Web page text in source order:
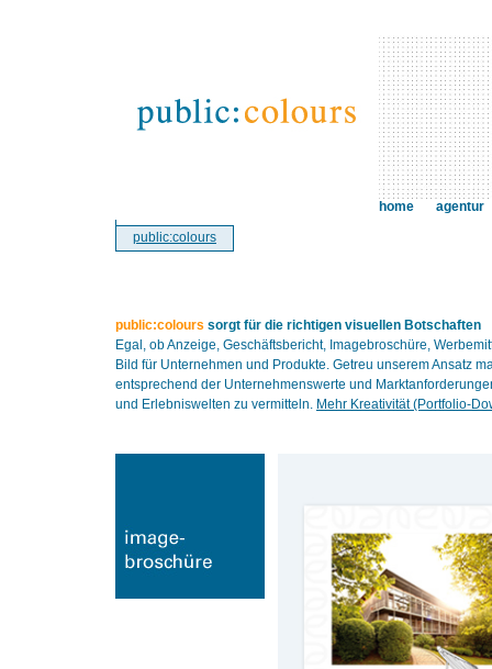
public:colours
home agentur
public:colours sorgt für die richtigen visuellen Botschaften
Egal, ob Anzeige, Geschäftsbericht, Imagebroschüre,
Bild für Unternehmen und Produkte. Getreu unserem Ansatz
entsprechend der Unternehmenswerte und
und Erlebniswelten zu vermitteln. Mehr Kreativität (Portfolio-